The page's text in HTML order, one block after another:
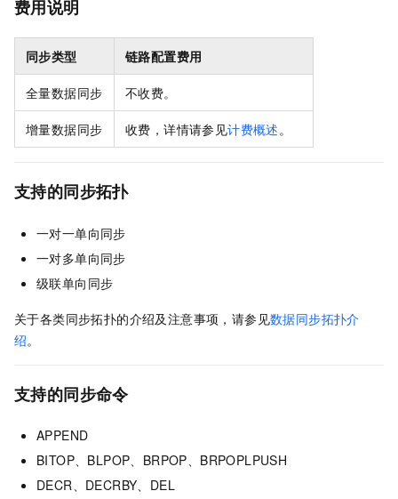
费用说明
同步类型 链路配置费用
全量数据同步 不收费。
增量数据同步 收费，详情请参见计费概述。
支持的同步拓扑
一对一单向同步
一对多单向同步
级联单向同步
关于各类同步拓扑的介绍及注意事项，请参见数据同步拓扑介
绍。
支持的同步命令
APPEND
BITOP、BLPOP、BRPOP、BRPOPLPUSH
DECR、DECRBY、DEL